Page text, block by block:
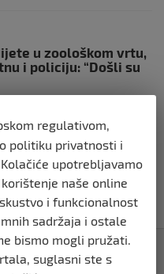
u zoološkom vrtu,
i policiju: “Došli su
“Biće rata, Vojska
regulativom,
politiku privatnosti i
upotrebljavamo
naše online
i funkcionalnost
sadržaja i ostale
bismo mogli pružati.
suglasni ste s